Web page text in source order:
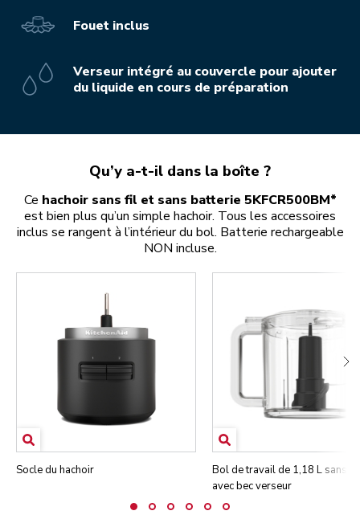
Fouet inclus
Verseur intégré au couvercle pour ajouter
du liquide en cours de préparation
Qu’y a-t-il dans la boîte ?
Ce hachoir sans fil et sans batterie 5KFCR500BM*
est bien plus qu’un simple hachoir. Tous les accessoires
inclus se rangent à l’intérieur du bol. Batterie rechargeable
NON incluse.
Socle du hachoir
Bol de travail de 1,18 L sans
avec bec verseur